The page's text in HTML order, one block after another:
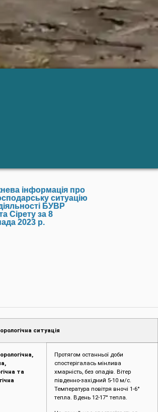
інформація про
ситуацію
БУВР
Сірету за 8
2023 р.
ситуація
та
Протягом останньої доби
спостерігалась мінлива
хмарність, без опадів. Вітер
південно-західний 5-10 м/с.
Температура повітря вночі 1-6°
тепла. Вдень 12-17° тепла.